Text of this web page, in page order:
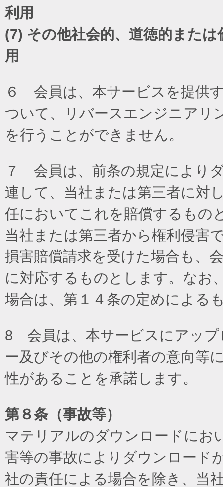
利用
(7) その他社会的、道徳的また
用
６ 会員は、本サービスを提供
ついて、リバースエンジニアリ
を行うことができません。
７ 会員は、前条の規定により
連して、当社または第三者に対
任においてこれを賠償するもの
当社または第三者から権利侵害
損害賠償請求を受けた場合も、
に対応するものとします。なお
場合は、第１４条の定めによる
8 会員は、本サービスにアップ
ー及びその他の権利者の意向等
性があることを承諾します。
第８条（事故等）
マテリアルのダウンロードにお
害等の事故によりダウンロード
社の責任による場合を除き、当